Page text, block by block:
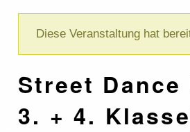
Diese Veranstaltung hat
Street
3. + 4.